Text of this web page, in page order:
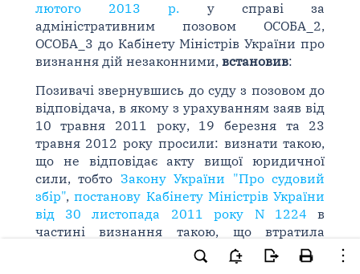
лютого 2013 р. у справі за
адміністративним позовом ОСОБА_2,
ОСОБА_3 до Кабінету Міністрів України про
визнання дій незаконними, встановив:
Позивачі звернувшись до суду з позовом до
відповідача, в якому з урахуванням заяв від
10 травня 2011 року, 19 березня та 23
травня 2012 року просили: визнати такою,
що не відповідає акту вищої юридичної
сили, тобто Закону України "Про судовий
збір",постанову Кабінету Міністрів України
від 30 листопада 2011 року N 1224 в
частині визнання такою, що втратила
постанова Кабінету Міністрів
України від 21 грудня 2005 року N 1258